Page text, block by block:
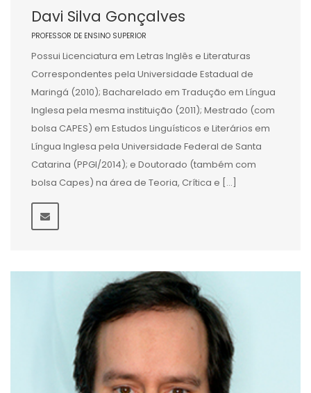
Davi Silva Gonçalves
PROFESSOR DE ENSINO SUPERIOR
Possui Licenciatura em Letras Inglês e Literaturas
Correspondentes pela Universidade Estadual de
Maringá (2010); Bacharelado em Tradução em Língua
Inglesa pela mesma instituição (2011); Mestrado (com
bolsa CAPES) em Estudos Linguísticos e Literários em
Língua Inglesa pela Universidade Federal de Santa
Catarina (PPGI/2014); e Doutorado (também com
bolsa Capes) na área de Teoria, Crítica e […]